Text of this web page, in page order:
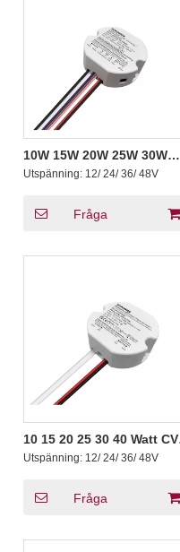
10W 15W 20W 25W 30W
40W 0-10V 4 in 1 Dimbar
LED-drivrutin Cirkulär
ljusdrivare i Vietnam
Utspänning: 12/ 24/ 36/ 48V
Fråga
10 15 20 25 30 40 Watt CV
Triac Fasskuren dimbar
LED-drivrutin för att
Driver för LED-ljus
Utspänning: 12/ 24/ 36/ 48V
Fråga